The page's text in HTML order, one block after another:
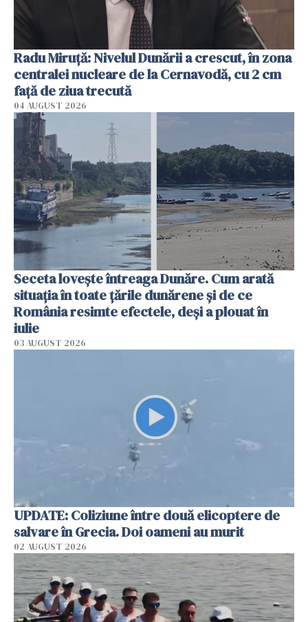
Radu Miruţă: Nivelul Dunării a crescut, în zona
centralei nucleare de la Cernavodă, cu 2 cm
faţă de ziua trecută
04 AUGUST 2026
Seceta lovește întreaga Dunăre. Cum arată
situația în toate țările dunărene și de ce
România resimte efectele, deși a plouat în
iulie
03 AUGUST 2026
UPDATE: Coliziune între două elicoptere de
salvare în Grecia. Doi oameni au murit
02 AUGUST 2026